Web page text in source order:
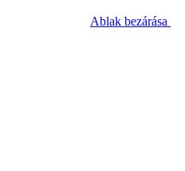
Ablak bezárása